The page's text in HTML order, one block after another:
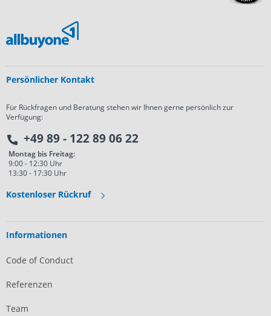
Persönlicher Kontakt
Für Rückfragen und Beratung stehen wir Ihnen gerne persönlich zur
Verfügung:
+49 89 - 122 89 06 22
Montag bis Freitag:
9:00 - 12:30 Uhr
13:30 - 17:30 Uhr
Kostenloser Rückruf
Informationen
Code of Conduct
Referenzen
Team